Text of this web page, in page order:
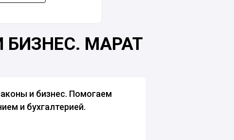
МАРАТ
и бизнес. Помогаем
и бухгалтерией.